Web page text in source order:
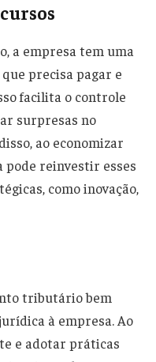
a empresa tem uma
precisa pagar e
facilita o controle
surpresas no
ao economizar
pode reinvestir esses
como inovação,
tributário bem
à empresa. Ao
e adotar práticas